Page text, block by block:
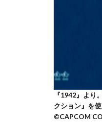
『1942』よ
クション』を使
©CAPCOM